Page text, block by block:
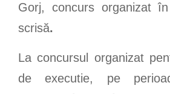
Gorj, concurs organizat
scrisă.
La concursul organizat
de executie, pe